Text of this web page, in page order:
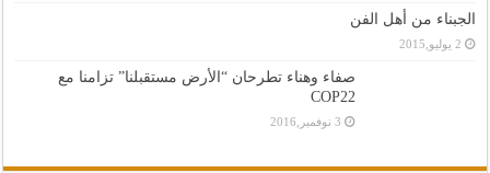
الجبناء من أهل الفن
2 يوليو,2015
صفاء وهناء تطرحان “الأرض مستقبلنا” تزامنا مع
COP22
3 نوفمبر,2016